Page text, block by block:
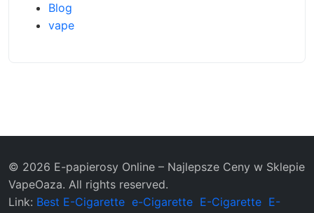
Blog
vape
© 2026 E-papierosy Online – Najlepsze Ceny w Sklepie
VapeOaza. All rights reserved.
Link: Best E-Cigarette e-Cigarette E-Cigarette E-